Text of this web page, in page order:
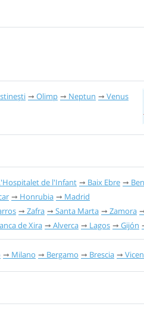
Olimp Neptun
Venus
de l'Infant Baix Ebre
Honrubia
Madrid
Zafra Santa Marta Zamora
de Xira Alverca Lagos Gijón
Milano Bergamo Brescia